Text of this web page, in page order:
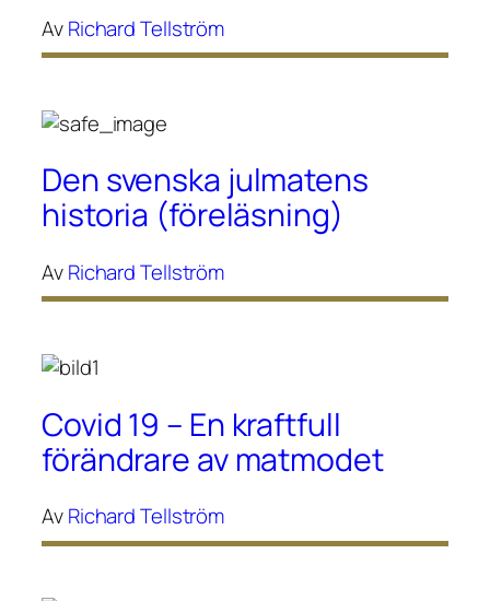
AvRichard Tellström
Den svenska julmatens
historia (föreläsning)
AvRichard Tellström
Covid 19 – En kraftfull
förändrare av matmodet
AvRichard Tellström